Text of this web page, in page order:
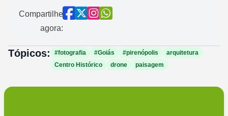
Compartilhe
agora:
Tópicos: #fotografia #Goiás #pirenópolis
arquitetura
Centro Histórico
drone paisagem